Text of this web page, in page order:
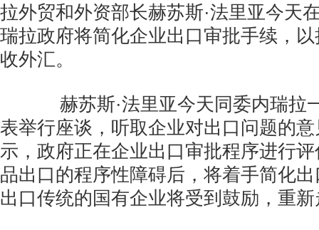
拉外贸和外资部长赫苏斯·法里亚今天
瑞拉政府将简化企业出口审批手续，
收外汇。
赫苏斯·法里亚今天同委内瑞拉
表举行座谈，听取企业对出口问题的
示，政府正在企业出口审批程序进行
品出口的程序性障碍后，将着手简化
出口传统的国有企业将受到鼓励，重